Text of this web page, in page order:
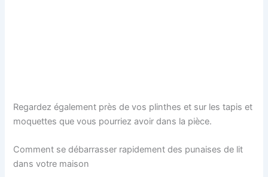
Regardez également près de vos plinthes et sur les tapis et
moquettes que vous pourriez avoir dans la pièce.
Comment se débarrasser rapidement des punaises de lit
dans votre maison